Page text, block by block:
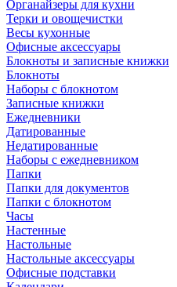
Органайзеры для кухни
Терки и овощечистки
Весы кухонные
Офисные аксессуары
Блокноты и записные книжки
Блокноты
Наборы с блокнотом
Записные книжки
Ежедневники
Датированные
Недатированные
Наборы с ежедневником
Папки
Папки для документов
Папки с блокнотом
Часы
Настенные
Настольные
Настольные аксессуары
Офисные подставки